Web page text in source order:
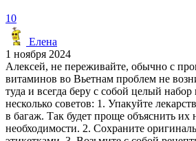
10
Елена
1 ноября 2024
Алексей, не переживайте, обычно с
витаминов во Вьетнам проблем не
туда и всегда беру с собой целый
несколько советов: 1. Упакуйте
в багаж. Так будет проще объяснить их
необходимости. 2. Сохраните